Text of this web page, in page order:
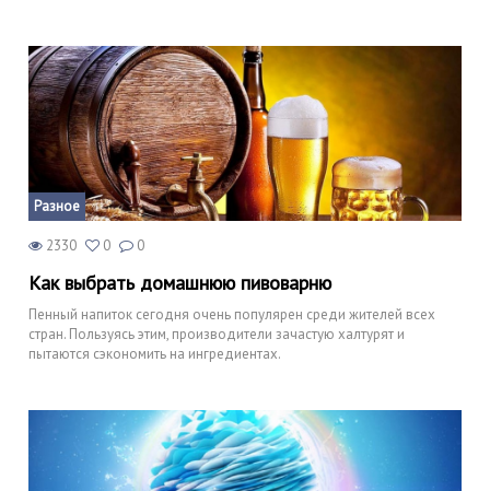
Разное
2330 0 0
Как выбрать домашнюю пивоварню
Пенный напиток сегодня очень популярен среди жителей всех
стран. Пользуясь этим, производители зачастую халтурят и
пытаются сэкономить на ингредиентах.